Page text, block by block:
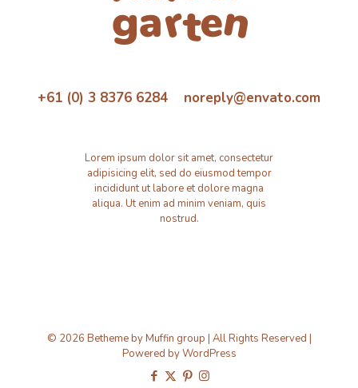
+61 (0) 3 8376 6284 noreply@envato.com
Lorem ipsum dolor sit amet, consectetur
adipisicing elit, sed do eiusmod tempor
incididunt ut labore et dolore magna
aliqua. Ut enim ad minim veniam, quis
nostrud.
© 2026 Betheme byMuffin group | All Rights Reserved |
Powered byWordPress